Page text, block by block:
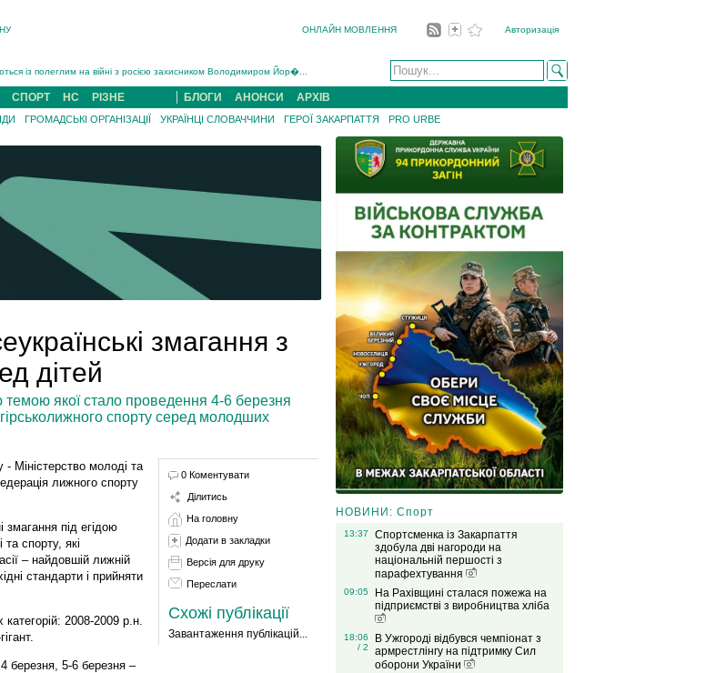
ОНЛАЙН МОВЛЕННЯ Авторизація
із полеглим на війні з росією захисником Володимиром Йор�...
із захисником Богданом Югасом, який два роки �...
захисника із Нанкова на Хустщині Юліана Гербея (ФОТО)[/gree...
з Виноградова Ігнат Роздяловський (ФОТО)...
ДТП за участі трьох авто постраждали 13 людей (ФОТО)...
ТЦК на Закарпатті судитимуть за обвинувачен...
СПОРТ НС РІЗНЕ БЛОГИ АНОНСИ АРХІВ
ГРОМАДСЬКІ ОРГАНІЗАЦІЇ УКРАЇНЦІ СЛОВАЧЧИНИ ГЕРОЇ ЗАКАРПАТТЯ PRO URBE
змагання з
дітей
якої стало проведення 4-6 березня
гірськолижного спорту серед молодших
- Міністерство молоді та
лижного спорту
змагання під егідою
та спорту, які
– найдовшій лижній
стандарти і прийняти
2008-2009 р.н.
березня, 5-6 березня –
0 Коментувати
Ділитись
На головну
Додати в закладки
Версія для друку
Переслати
Схожі публікації
Завантаження публікацій...
НОВИНИ: Спорт
13:37
Спортсменка із Закарпаття
здобула дві нагороди на
національній першості з
парафехтування
09:05
На Рахівщині сталася пожежа на
підприємстві з виробництва хліба
18:06
/ 2
В Ужгороді відбувся чемпіонат з
армрестлінгу на підтримку Сил
оборони України